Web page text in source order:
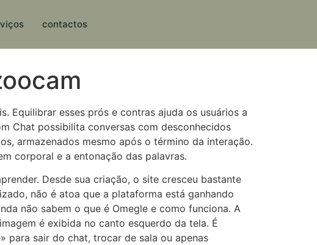
contactos
Equilibrar esses prós e contras ajuda os usuários a
Chat possibilita conversas com desconhecidos
armazenados mesmo após o término da interação.
corporal e a entonação das palavras.
Desde sua criação, o site cresceu bastante
não é atoa que a plataforma está ganhando
não sabem o que é Omegle e como funciona. A
é exibida no canto esquerdo da tela. É
para sair do chat, trocar de sala ou apenas